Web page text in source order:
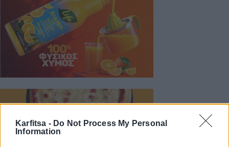
Karfitsa - Do Not Process My Personal
Information